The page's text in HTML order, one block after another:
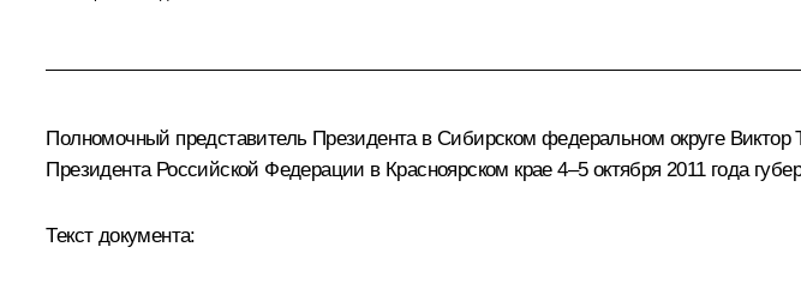
Полномочный представитель Президента в Сибирском федеральном округе Виктор
Президента Российской Федерации в Красноярском крае 4–5 октября 2011 года
Текст документа: